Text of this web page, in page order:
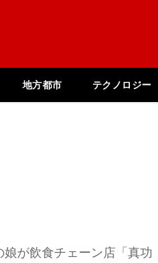
地方都市 テクノロジー
が飲食チェーン店「真功